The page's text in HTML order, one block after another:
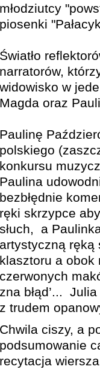
młodziutcy
piosenki
Światło
narratorów,
widowisko w
Magda oraz
Paulinę
polskiego
konkursu
Paulina
bezbłędnie
ręki skrzypce
słuch,
a
artystyczną ręką
klasztoru a obok
czerwonych
zna błąd’... Julia
z trudem
Chwila ciszy, a
podsumowanie
recytacja